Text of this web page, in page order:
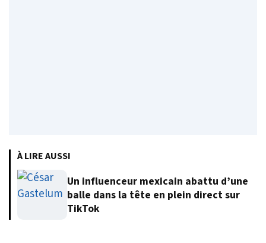
À LIRE AUSSI
Un influenceur mexicain abattu d’une
balle dans la tête en plein direct sur
TikTok